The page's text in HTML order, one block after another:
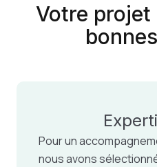
Votre
Pour un
nous avons